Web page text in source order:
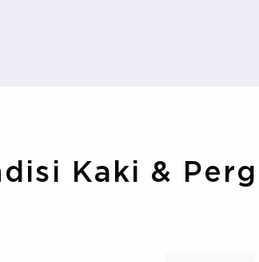
Kaki &